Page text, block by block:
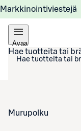
Markkinointiviestejä
Avaa
valikko
Hae tuotteita tai
Murupolku